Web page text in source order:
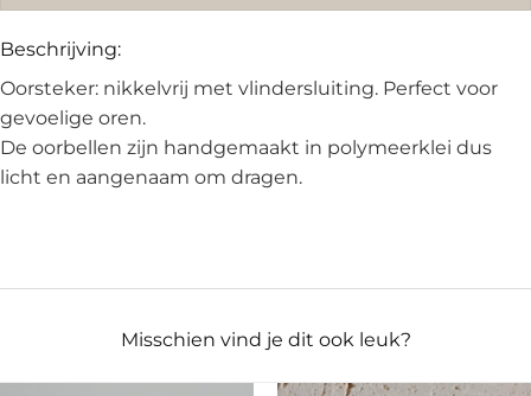
Beschrijving:
Oorsteker: nikkelvrij met vlindersluiting. Perfect voor
gevoelige oren.
De oorbellen zijn handgemaakt in polymeerklei dus
licht en aangenaam om dragen.
Misschien vind je dit ook leuk?